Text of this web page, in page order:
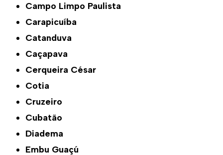
Campo Limpo Paulista
Carapicuíba
Catanduva
Caçapava
Cerqueira César
Cotia
Cruzeiro
Cubatão
Diadema
Embu Guaçú